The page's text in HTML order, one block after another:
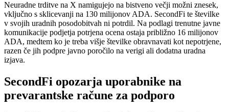
Neuradne trditve na X namigujejo na bistveno večji možni znesek,
vključno s sklicevanji na 130 milijonov ADA. SecondFi te številke
v svojih uradnih posodobitvah ni potrdil. Na podlagi trenutne javne
komunikacije podjetja potrjena ocena ostaja približno 16 milijonov
ADA, medtem ko je treba višje številke obravnavati kot nepotrjene,
razen če jih podpre javno poročilo na verigi ali dodatna uradna
izjava.
SecondFi opozarja uporabnike na
prevarantske račune za podporo